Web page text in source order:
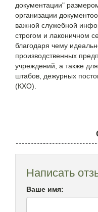
документации"
организации
важной служебной
строгом и лаконичном
благодаря чему
производственных
учреждений, а также
штабов, дежурных
(КХО).
Написать
Ваше имя: